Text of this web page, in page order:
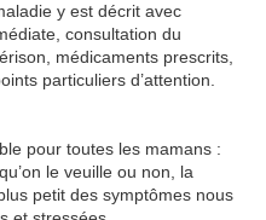
y est décrit avec
consultation du
médicaments prescrits,
particuliers d’attention.
pour toutes les mamans :
le veuille ou non, la
petit des symptômes nous